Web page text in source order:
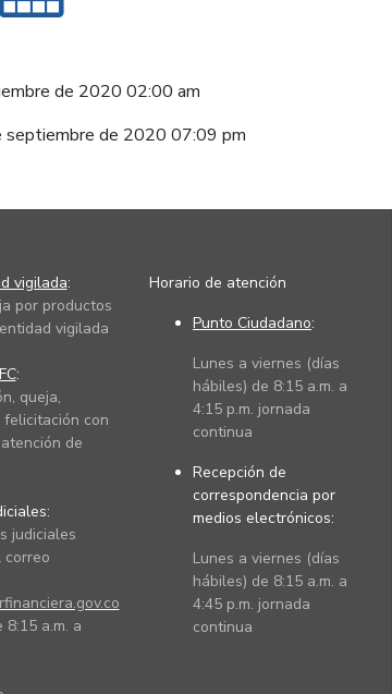
de 2020 02:00 am
septiembre de 2020 07:09 pm
vigilada:
por productos
vigilada
:
queja,
felicitación con
de
judiciales
correo
a.m. a
Horario de atención
Punto Ciudadano:
Lunes a viernes (días
hábiles) de 8:15 a.m. a
4:15 p.m. jornada
continua
Recepción de
correspondencia por
medios electrónicos:
Lunes a viernes (días
hábiles) de 8:15 a.m. a
4:45 p.m. jornada
continua